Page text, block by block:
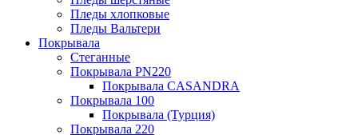
Пледы хлопковые
Пледы Вальтери
Покрывала
Стеганные
Покрывала PN220
Покрывала CASANDRA
Покрывала 100
Покрывала (Турция)
Покрывала 220